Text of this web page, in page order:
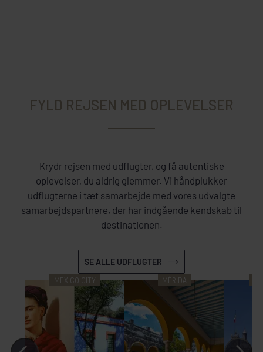
FYLD REJSEN MED OPLEVELSER
Krydr rejsen med udflugter, og få autentiske
oplevelser, du aldrig glemmer. Vi håndplukker
udflugterne i tæt samarbejde med vores udvalgte
samarbejdspartnere, der har indgående kendskab til
destinationen.
SE ALLE UDFLUGTER
MEXICO CITY MÉRIDA